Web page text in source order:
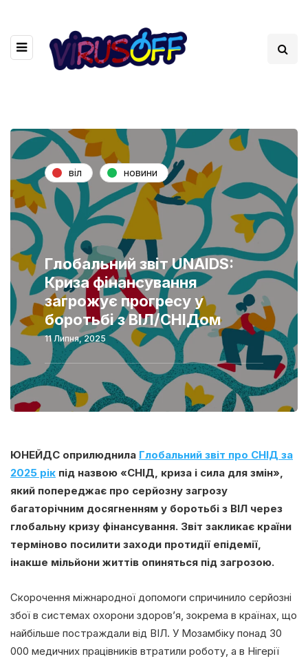
віл новини
Глобальний звіт UNAIDS:
Криза фінансування
загрожує прогресу у
боротьбі з ВІЛ/СНІДом
11 Липня, 2025
ЮНЕЙДС оприлюднила Глобальний звіт про СНІД за
2025 рік під назвою «СНІД, криза і сила для змін»,
який попереджає про серйозну загрозу
багаторічним досягненням у боротьбі з ВІЛ через
глобальну кризу фінансування. Звіт закликає країни
терміново посилити заходи протидії епідемії,
інакше мільйони життів опиняться під загрозою.
Скорочення міжнародної допомоги спричинило серйозні
збої в системах охорони здоров’я, зокрема в країнах, що
найбільше постраждали від ВІЛ. У Мозамбіку понад 30
000 медичних працівників втратили роботу, а в Нігерії